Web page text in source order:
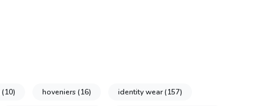
(10) hoveniers(16) identity wear(157)